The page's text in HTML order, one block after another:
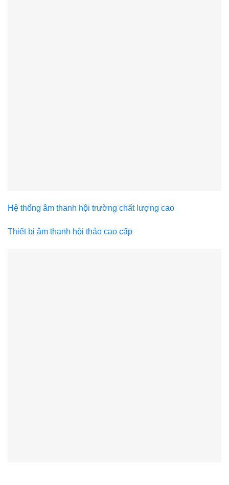
Hệ thống âm thanh hội trường chất lượng cao
Thiết bị âm thanh hội thảo cao cấp